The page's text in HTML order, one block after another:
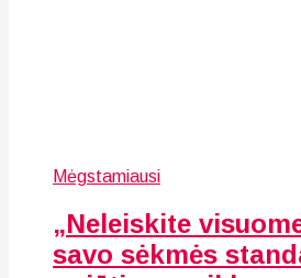
Mėgstamiausi
„Neleiskite
savo sėkmės